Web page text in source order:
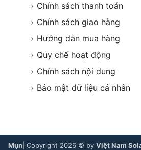
› Chính sách thanh toán
› Chính sách giao hàng
› Hướng dẫn mua hàng
› Quy chế hoạt động
› Chính sách nội dung
› Bảo mật dữ liệu cá nhân
Mụn | Copyright 2026 © by Việt Nam